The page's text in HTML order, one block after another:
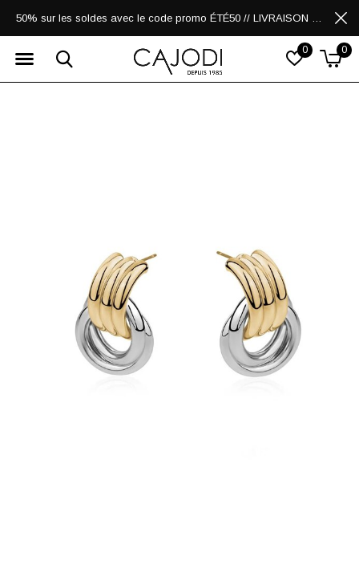
0 0
50% sur les soldes avec le code promo ÉTÉ50 // LIVRAISON GRATUITE POUR LES ACHATS DE 250$ ET PLUS